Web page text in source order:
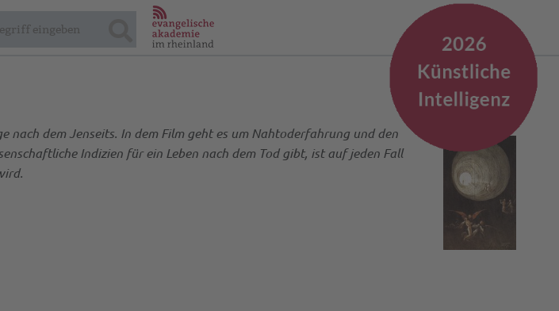
dem Jenseits. In dem Film geht es um Nahtoderfahrung und den
Indizien für ein Leben nach dem Tod gibt, ist auf jeden Fall